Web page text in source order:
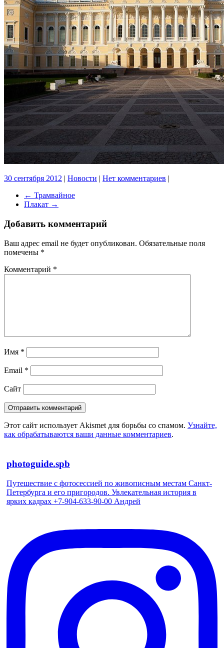
30 сентября 2012 | Новости | Нет комментариев |
← Трамвайное
Плакат →
Добавить комментарий
Ваш адрес email не будет опубликован. Обязательные поля
помечены *
Комментарий *
Имя *
Email *
Сайт
Этот сайт использует Akismet для борьбы со спамом. Узнайте,
как обрабатываются ваши данные комментариев.
photoguide.spb
Путешествие с фотосессией по живописным местам Санкт-
Петербурга и его пригородов. Увлекательная история в
ярких кадрах +7-904-633-90-00 Андрей